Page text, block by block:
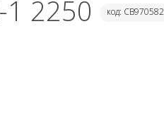
1 2250 код: CB970582